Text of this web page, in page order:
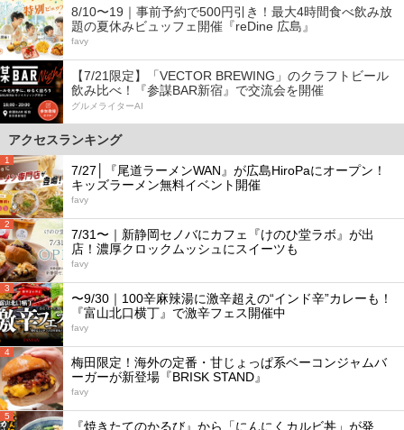
8/10〜19｜事前予約で500円引き！最大4時間食べ飲み放
題の夏休みビュッフェ開催『reDine 広島』
favy
【7/21限定】「VECTOR BREWING」のクラフトビール
飲み比べ！『参謀BAR新宿』で交流会を開催
グルメライターAI
アクセスランキング
1
7/27│『尾道ラーメンWAN』が広島HiroPaにオープン！
キッズラーメン無料イベント開催
favy
2
7/31〜｜新静岡セノバにカフェ『けのひ堂ラボ』が出
店！濃厚クロックムッシュにスイーツも
favy
3
〜9/30｜100辛麻辣湯に激辛超えの“インド辛”カレーも！
『富山北口横丁』で激辛フェス開催中
favy
4
梅田限定！海外の定番・甘じょっぱ系ベーコンジャムバ
ーガーが新登場『BRISK STAND』
favy
5
『焼きたてのかるび』から「にんにくカルビ丼」が発